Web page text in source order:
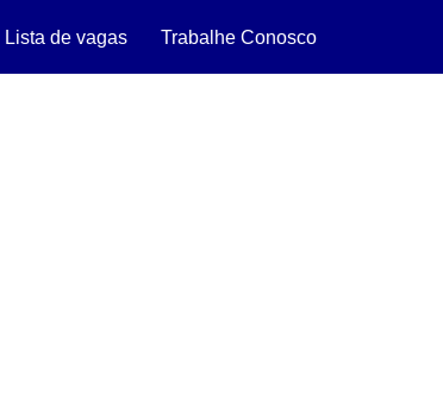
Lista de vagas Trabalhe Conosco